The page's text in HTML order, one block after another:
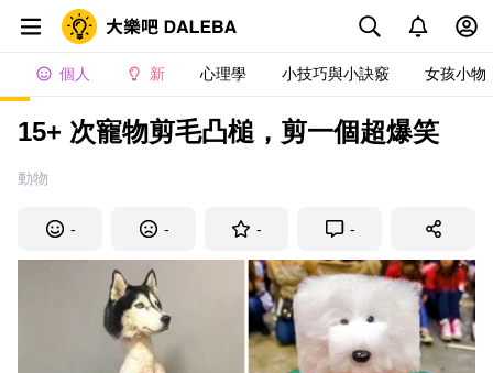
個人 新 心理學 小技巧與小訣竅 女孩小物
15+ 次寵物剪毛凸槌，剪一個超爆笑
動物
- - - -